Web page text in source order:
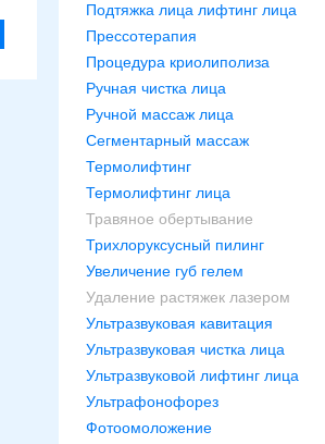
Подтяжка лица лифтинг лица
Прессотерапия
Процедура криолиполиза
Ручная чистка лица
Ручной массаж лица
Сегментарный массаж
Термолифтинг
Термолифтинг лица
Травяное обертывание
Трихлоруксусный пилинг
Увеличение губ гелем
Удаление растяжек лазером
Ультразвуковая кавитация
Ультразвуковая чистка лица
Ультразвуковой лифтинг лица
Ультрафонофорез
Фотоомоложение